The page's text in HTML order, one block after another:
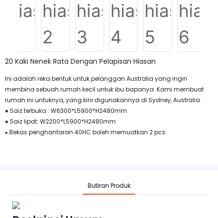
20 Kaki Nenek Rata Dengan Pelapisan Hiasan
Ini adalah reka bentuk untuk pelanggan Australia yang ingin
membina sebuah rumah kecil untuk ibu bapanya. Kami membuat
rumah ini untuknya, yang kini digunakannya di Sydney, Australia.
● Saiz terbuka : W6300*L5900*H2480mm
● Saiz lipat: W2200*L5900*H2480mm
● Bekas penghantaran 40HC boleh memuatkan 2 pcs.
Butiran Produk